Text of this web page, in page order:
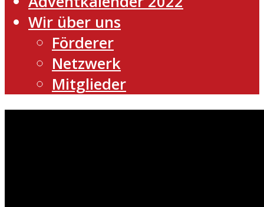
Wir über uns
Förderer
Netzwerk
Mitglieder